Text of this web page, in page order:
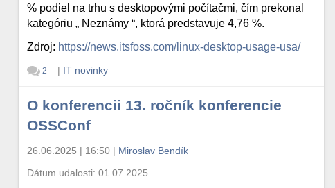
% podiel na trhu s desktopovými počítačmi, čím prekonal
kategóriu „ Neznámy “, ktorá predstavuje 4,76 %.
Zdroj: https://news.itsfoss.com/linux-desktop-usage-usa/
2 | IT novinky
O konferencii 13. ročník konferencie
OSSConf
26.06.2025 | 16:50 | Miroslav Bendík
Dátum udalosti:01.07.2025